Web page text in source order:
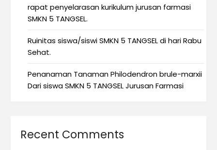
rapat penyelarasan kurikulum jurusan farmasi
SMKN 5 TANGSEL.
Ruinitas siswa/siswi SMKN 5 TANGSEL di hari Rabu
Sehat.
Penanaman Tanaman Philodendron brule-marxii
Dari siswa SMKN 5 TANGSEL Jurusan Farmasi
Recent Comments